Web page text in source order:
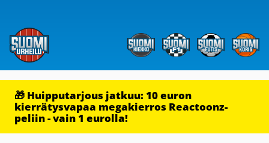
🎁 Huipputarjous jatkuu: 10 euron
kierrätysvapaa megakierros Reactoonz-
peliin - vain 1 eurolla!